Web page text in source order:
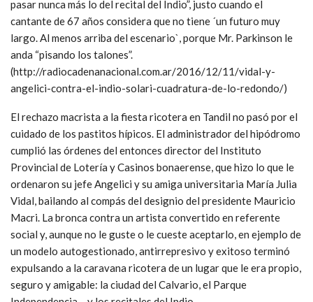
pasar nunca más lo del recital del Indio”, justo cuando el
cantante de 67 años considera que no tiene ´un futuro muy
largo. Al menos arriba del escenario`, porque Mr. Parkinson le
anda “pisando los talones”.
(http://radiocadenanacional.com.ar/2016/12/11/vidal-y-
angelici-contra-el-indio-solari-cuadratura-de-lo-redondo/)
El rechazo macrista a la fiesta ricotera en Tandil no pasó por el
cuidado de los pastitos hípicos. El administrador del hipódromo
cumplió las órdenes del entonces director del Instituto
Provincial de Lotería y Casinos bonaerense, que hizo lo que le
ordenaron su jefe Angelici y su amiga universitaria María Julia
Vidal, bailando al compás del designio del presidente Mauricio
Macri. La bronca contra un artista convertido en referente
social y, aunque no le guste o le cueste aceptarlo, en ejemplo de
un modelo autogestionado, antirrepresivo y exitoso terminó
expulsando a la caravana ricotera de un lugar que le era propio,
seguro y amigable: la ciudad del Calvario, el Parque